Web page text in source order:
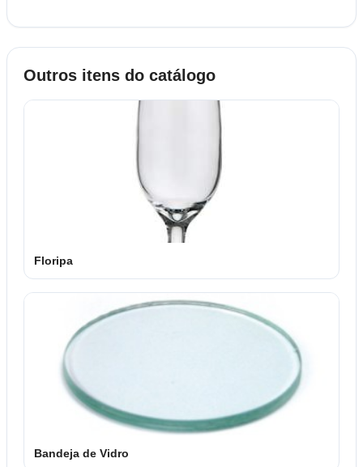
Outros itens do catálogo
Floripa
Bandeja de Vidro